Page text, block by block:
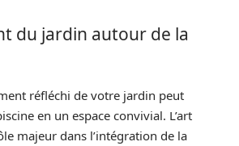
du jardin autour de la
réfléchi de votre jardin peut
en un espace convivial. L’art
majeur dans l’intégration de la